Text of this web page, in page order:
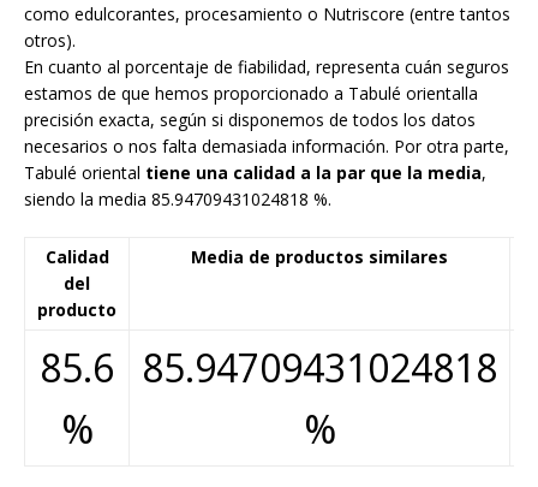
como edulcorantes, procesamiento o Nutriscore (entre tantos
otros).
En cuanto al porcentaje de fiabilidad, representa cuán seguros
estamos de que hemos proporcionado a Tabulé orientalla
precisión exacta, según si disponemos de todos los datos
necesarios o nos falta demasiada información. Por otra parte,
Tabulé oriental tiene una calidad a la par que la media,
siendo la media 85.94709431024818 %.
Calidad
del
producto
Media de productos similares
85.6
%
85.94709431024818
%